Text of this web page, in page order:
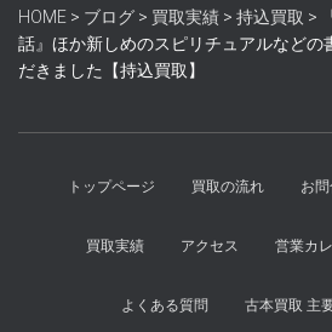
HOME > ブログ > 買取実績 > 持込買取 >
話』ほか新しめのスピリチュアルなどの
だきました【持込買取】
トップページ 買取の流れ お
買取実績 アクセス 営業カ
よくある質問 古本買取 主